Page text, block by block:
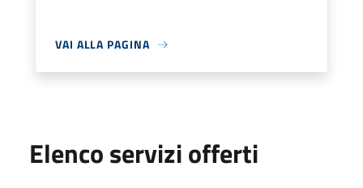
VAI ALLA PAGINA
Elenco servizi offerti